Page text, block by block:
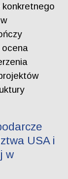
konkretnego
ocena
USA i
w